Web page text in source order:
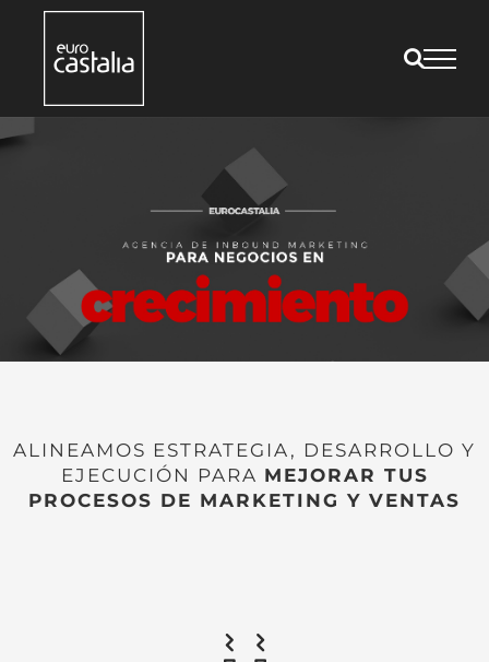
Saltar
contenido
ALINEAMOS ESTRATEGIA, DESARROLLO Y
EJECUCIÓN PARA MEJORAR TUS
PROCESOS DE MARKETING Y VENTAS